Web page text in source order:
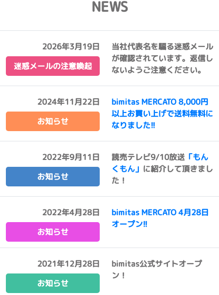
NEWS
2026年3月19日
迷惑メールの注意喚起
当社代表名を騙る迷惑メール
が確認されています。返信し
ないようご注意ください。
2024年11月22日
お知らせ
bimitas MERCATO 8,000円
以上お買い上げで送料無料に
なりました!!
2022年9月11日
お知らせ
読売テレビ9/10放送 「もん
くもん」 に紹介して頂きまし
た！
2022年4月28日
お知らせ
bimitas MERCATO 4月28日
オープン!!
2021年12月28日
お知らせ
bimitas公式サイトオープ
ン！